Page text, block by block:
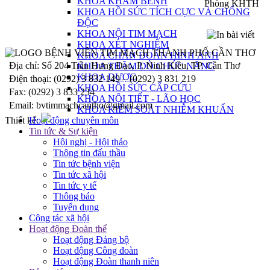
KHOA HỒI SỨC TÍCH CỰC VÀ CHỐNG
ĐỘC
KHOA NỘI TIM MẠCH
KHOA XÉT NGHIỆM
KHOA CHẨN ĐOÁN HÌNH ẢNH
KHOA THĂM DÒ CHỨC NĂNG
KHOA DƯỢC
KHOA HỒI SỨC CẤP CỨU
KHOA NỘI TIẾT - LÃO HỌC
KHOA KIỂM SOÁT NHIỄM KHUẨN
Hoạt động chuyên môn
Tin tức & Sự kiện
Hội nghị - Hội thảo
Thông tin đấu thầu
Tin tức bệnh viện
Tin tức xã hội
Tin tức y tế
Thông báo
Tuyển dụng
Công tác xã hội
Hoạt động Đoàn thể
Hoạt động Đảng bộ
Hoạt động Công đoàn
Hoạt động Đoàn thanh niên
Phòng KHTH
Địa chỉ: Số 204 Trần Hưng Đạo, P. Ninh Kiều, TP. Cần Thơ
Điện thoại: (0292) 3 832 149 – (0292) 3 831 219
Fax: (0292) 3 833 234
Email: bvtimmachcantho@gmail.com
Thiết kế: